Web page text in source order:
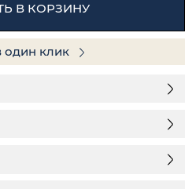
В КОРЗИНУ
один клик